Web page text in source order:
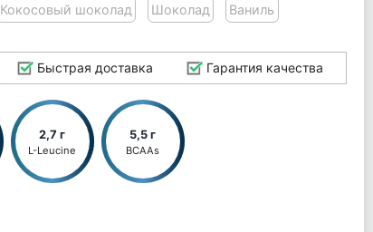
Кокосовый шоколад Шоколад Ваниль
Быстрая доставка Гарантия качества
2,7 г
L-Leucine
5,5 г
BCAAs